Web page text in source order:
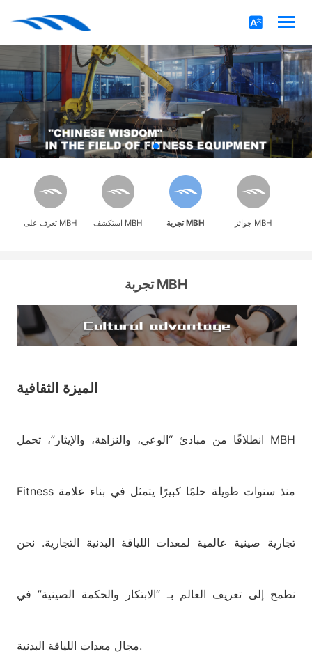
تعرف على MBH استكشف MBH تجربة MBH جوائز MBH
تجربة MBH
الميزة الثقافية
انطلاقًا من مبادئ “الوعي، والنزاهة، والإيثار”، تحمل MBH
Fitness منذ سنوات طويلة حلمًا كبيرًا يتمثل في بناء علامة
تجارية صينية عالمية لمعدات اللياقة البدنية التجارية. نحن
نطمح إلى تعريف العالم بـ “الابتكار والحكمة الصينية” في
مجال معدات اللياقة البدنية.